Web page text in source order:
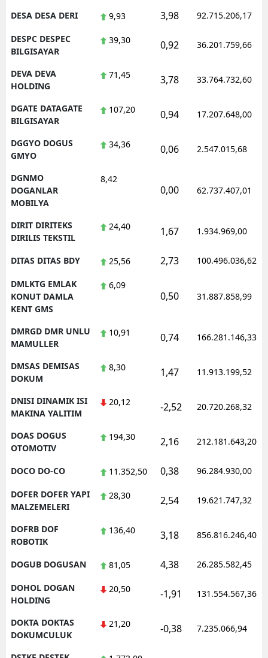
DESA DESA DERI 9,93 3,98 92.715.206,17
DESPC DESPEC
BILGISAYAR
39,30 0,92 36.201.759,66
DEVA DEVA
HOLDING
71,45 3,78 33.764.732,60
DGATE DATAGATE
BILGISAYAR
107,20 0,94 17.207.648,00
DGGYO DOGUS
GMYO
34,36 0,06 2.547.015,68
DGNMO
DOGANLAR
MOBILYA
8,42
0,00 62.737.407,01
DIRIT DIRITEKS
DIRILIS TEKSTIL
24,40 1,67 1.934.969,00
DITAS DITAS BDY 25,56 2,73 100.496.036,62
DMLKTG EMLAK
KONUT DAMLA
KENT GMS
6,09
0,50 31.887.858,99
DMRGD DMR UNLU
MAMULLER
10,91 0,74 166.281.146,33
DMSAS DEMISAS
DOKUM
8,30 1,47 11.913.199,52
DNISI DINAMIK ISI
MAKINA YALITIM
20,12 -2,52 20.720.268,32
DOAS DOGUS
OTOMOTIV
194,30 2,16 212.181.643,20
DOCO DO-CO 11.352,50 0,38 96.284.930,00
DOFER DOFER YAPI
MALZEMELERI
28,30 2,54 19.621.747,32
DOFRB DOF
ROBOTIK
136,40 3,18 856.816.246,40
DOGUB DOGUSAN 81,05 4,38 26.285.582,45
DOHOL DOGAN
HOLDING
20,50 -1,91 131.554.567,36
DOKTA DOKTAS
DOKUMCULUK
21,20 -0,38 7.235.066,94